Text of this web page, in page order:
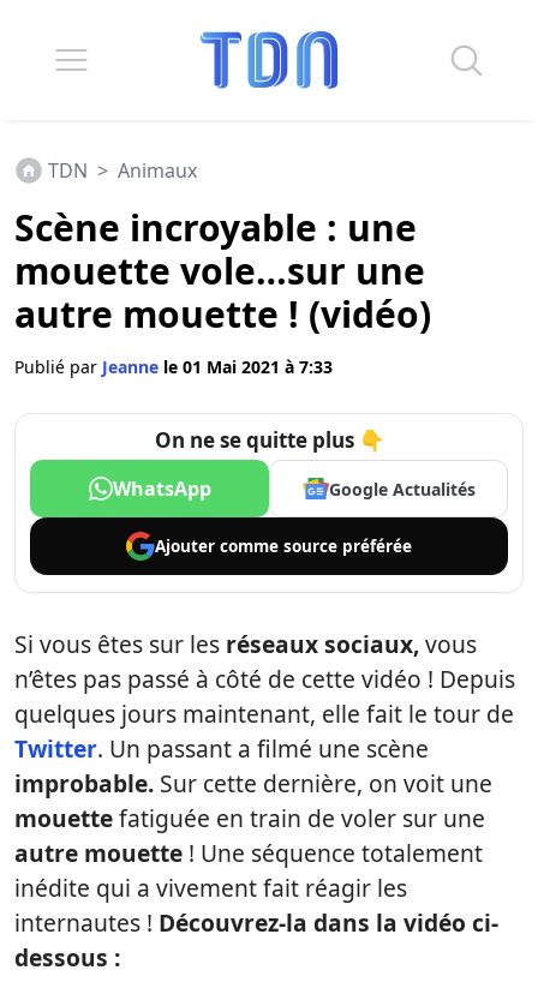
TDN > Animaux
Scène incroyable : une
mouette vole…sur une
autre mouette ! (vidéo)
Publié par Jeanne le 01 Mai 2021 à 7:33
On ne se quitte plus 👇
WhatsApp Google Actualités
Ajouter comme source préférée
Si vous êtes sur les réseaux sociaux,vous
n’êtes pas passé à côté de cette vidéo ! Depuis
quelques jours maintenant, elle fait le tour de
Twitter. Un passant a filmé une scène
improbable. Sur cette dernière, on voit une
mouettefatiguée en train de voler sur une
autre mouette ! Une séquence totalement
inédite qui a vivement fait réagir les
internautes ! Découvrez-la dans la vidéo ci-
dessous :